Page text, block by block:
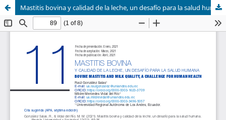
Mastitis bovina y calidad de la leche, un desafío para la salud humana